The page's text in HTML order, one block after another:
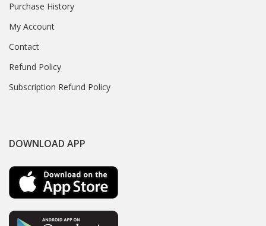
Purchase History
My Account
Contact
Refund Policy
Subscription Refund Policy
DOWNLOAD APP